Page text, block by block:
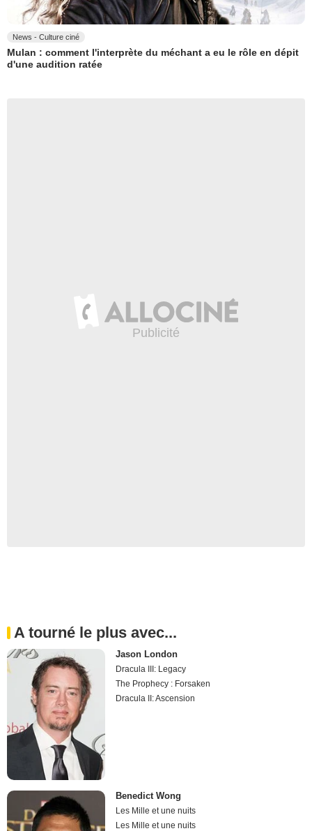
News - Culture ciné
Mulan : comment l'interprète du méchant a eu le rôle en dépit
d'une audition ratée
A tourné le plus avec...
Jason London
Dracula III: Legacy
The Prophecy : Forsaken
Dracula II: Ascension
Benedict Wong
Les Mille et une nuits
Les Mille et une nuits